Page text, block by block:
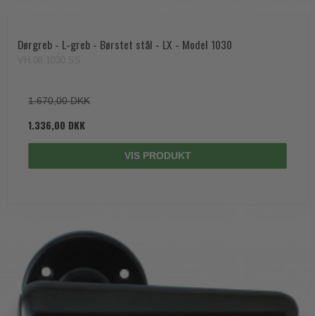
Dørgreb - L-greb - Børstet stål - LX - Model 1030
1.670,00 DKK
1.336,00 DKK
VIS PRODUKT